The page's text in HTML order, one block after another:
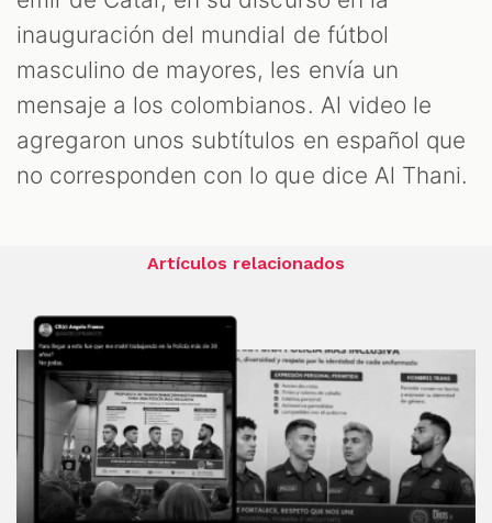
inauguración del mundial de fútbol
masculino de mayores, les envía un
mensaje a los colombianos. Al video le
agregaron unos subtítulos en español que
no corresponden con lo que dice Al Thani.
Artículos relacionados